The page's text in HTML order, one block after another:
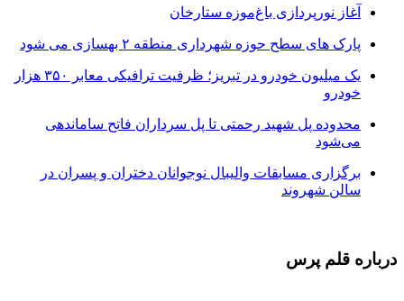
آغاز نورپردازی باغ‌موزه ستارخان
پارک های سطح حوزه شهرداری منطقه ۲ بهسازی می شود
یک میلیون خودرو در تبریز؛ ظرفیت ترافیکی معابر ۳۵۰ هزار
خودرو
محدوده پل شهید رحمتی تا پل سرداران فاتح ساماندهی
می‌شود
برگزاری مسابقات والیبال نوجوانان دختران و پسران در
سالن شهروند
درباره قلم پرس